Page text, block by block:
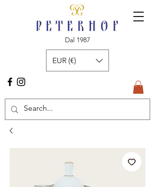
Dal 1987
EUR (€)